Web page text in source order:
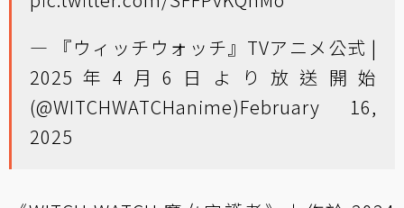
— 『ウィッチウォッチ』TVアニメ公式 |
2025年4月6日より放送開始
(@WITCHWATCHanime)February 16,
2025